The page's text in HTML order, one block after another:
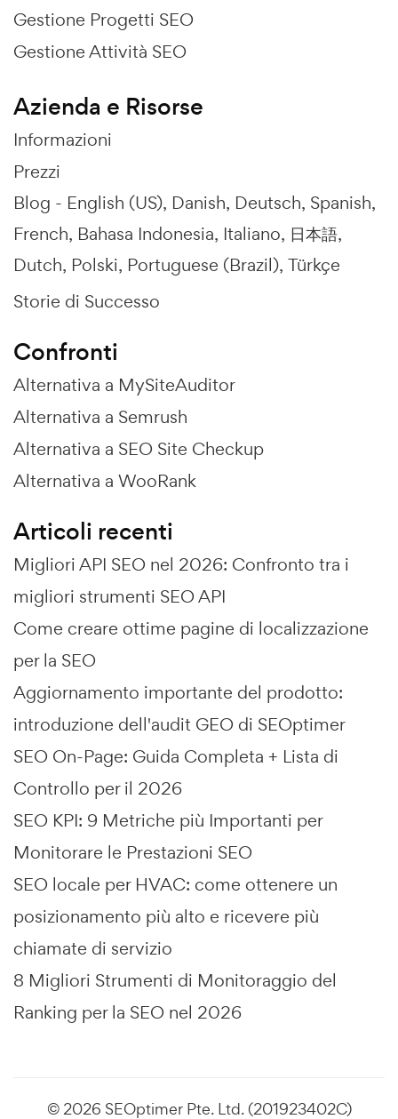
Gestione Progetti SEO
Gestione Attività SEO
Azienda e Risorse
Informazioni
Prezzi
Blog - English (US) Danish Deutsch Spanish
French Bahasa Indonesia Italiano 日本語
Dutch Polski Portuguese (Brazil) Türkçe
Storie di Successo
Confronti
Alternativa a MySiteAuditor
Alternativa a Semrush
Alternativa a SEO Site Checkup
Alternativa a WooRank
Articoli recenti
Migliori API SEO nel 2026: Confronto tra i
migliori strumenti SEO API
Come creare ottime pagine di localizzazione
per la SEO
Aggiornamento importante del prodotto:
introduzione dell'audit GEO di SEOptimer
SEO On-Page: Guida Completa + Lista di
Controllo per il 2026
SEO KPI: 9 Metriche più Importanti per
Monitorare le Prestazioni SEO
SEO locale per HVAC: come ottenere un
posizionamento più alto e ricevere più
chiamate di servizio
8 Migliori Strumenti di Monitoraggio del
Ranking per la SEO nel 2026
© 2026 SEOptimer Pte. Ltd. (201923402C)